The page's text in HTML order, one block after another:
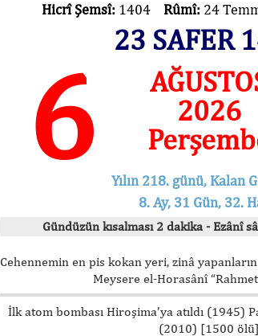
Hicrî Şemsî: 1404 Rûmî: 24
23 SAFER
6
2026
Yılın 218. günü, Kalan
8. Ay, 31 Gün, 32.
Gündüzün kısalması 2 dakika - Ezânî
Cehennemin en pis kokan yeri, zinâ
Meysere el-Horasânî
İlk atom bombası Hiroşima’ya atıldı (1945)
(2010) [1500 ölü]